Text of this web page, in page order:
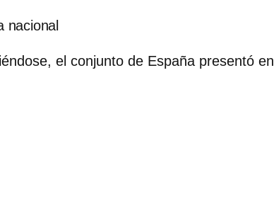
nacional
el conjunto de España presentó en